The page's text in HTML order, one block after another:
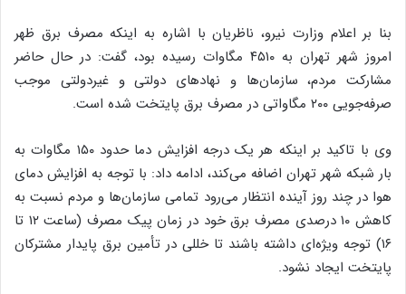
بنا بر اعلام وزارت نیرو، ناظریان با اشاره به اینکه مصرف برق ظهر
امروز شهر تهران به ۴۵۱۰ مگاوات رسیده بود، گفت: در حال حاضر
مشارکت مردم، سازمان‌ها و نهادهای دولتی و غیردولتی موجب
صرفه‌جویی ۲۰۰ مگاواتی در مصرف برق پایتخت شده است.
وی با تاکید بر اینکه هر یک درجه افزایش دما حدود ۱۵۰ مگاوات به
بار شبکه شهر تهران اضافه می‌کند، ادامه داد: با توجه به افزایش دمای
هوا در چند روز آینده انتظار می‌رود تمامی سازمان‌ها و مردم نسبت به
کاهش ۱۰ درصدی مصرف برق خود در زمان پیک مصرف (ساعت ۱۲ تا
۱۶) توجه ویژه‌ای داشته باشند تا خللی در تأمین برق پایدار مشترکان
پایتخت ایجاد نشود.